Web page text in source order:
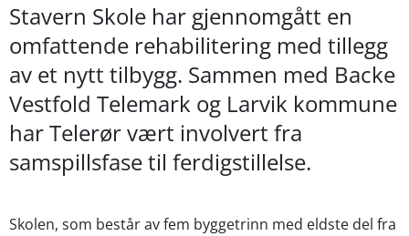
Stavern Skole har gjennomgått en
omfattende rehabilitering med tillegg
av et nytt tilbygg. Sammen med Backe
Vestfold Telemark og Larvik kommune
har Telerør vært involvert fra
samspillsfase til ferdigstillelse.
Skolen, som består av fem byggetrinn med eldste del fra